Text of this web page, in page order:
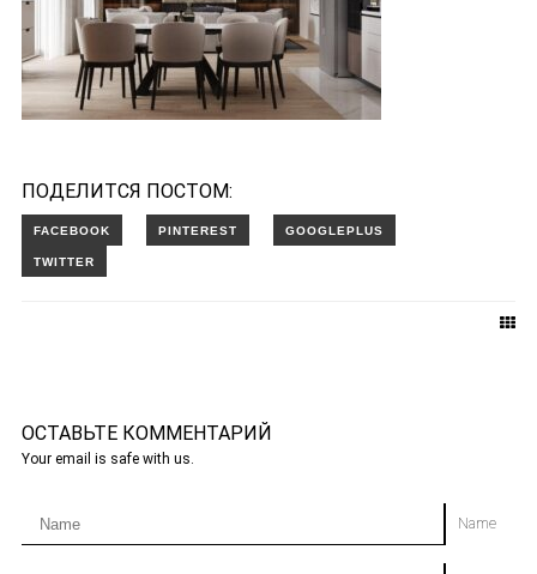
ПОДЕЛИТСЯ ПОСТОМ:
ОСТАВЬТЕ КОММЕНТАРИЙ
Your email is safe with us.
Name